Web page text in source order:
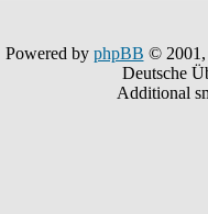
Powered by phpBB © 2001,
Deutsche
Additional